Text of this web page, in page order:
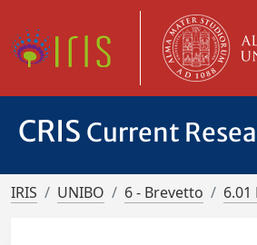
CRIS Current
IRIS UNIBO 6 - Brevetto